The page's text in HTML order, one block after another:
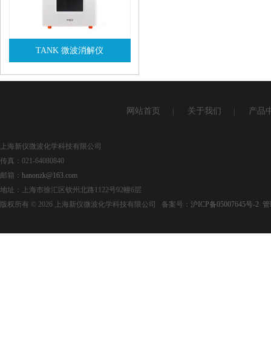
TANK 微波消解仪
查看详情
网站首页 关于我们 产品
上海新仪微波化学科技有限公司
传真：021-64080840
邮箱： hanonzk@163.com
地址：上海市徐汇区钦州北路1122号92幢6层
版权所有 © 2026 上海新仪微波化学科技有限公司 备案号： 沪ICP备05007645号-2